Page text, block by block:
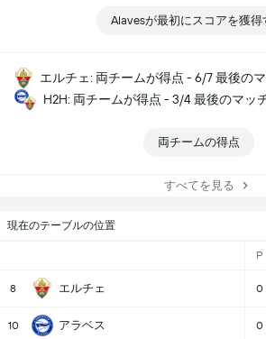
Alavesが最初にスコアを獲得
エルチェ: 両チームが得点 - 6/7 最後の
H2H: 両チームが得点 - 3/4 最後のマッ
両チームの得点
すべてを見る
現在のテーブルの位置
P
8 エルチェ 0
10 アラベス 0